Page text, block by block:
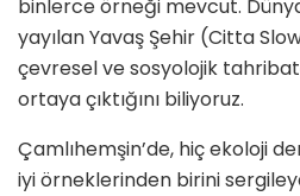
binlerce örneği mevcut.
yayılan Yavaş Şehir (Citta
çevresel ve sosyolojik
ortaya çıktığını biliyoruz.
Çamlıhemşin’de, hiç ekoloji
iyi örneklerinden birini